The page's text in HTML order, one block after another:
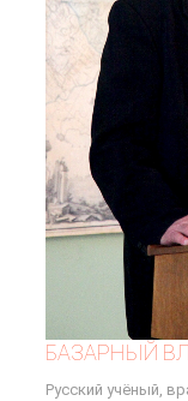
БАЗАРНЫЙ
Русский учёный,